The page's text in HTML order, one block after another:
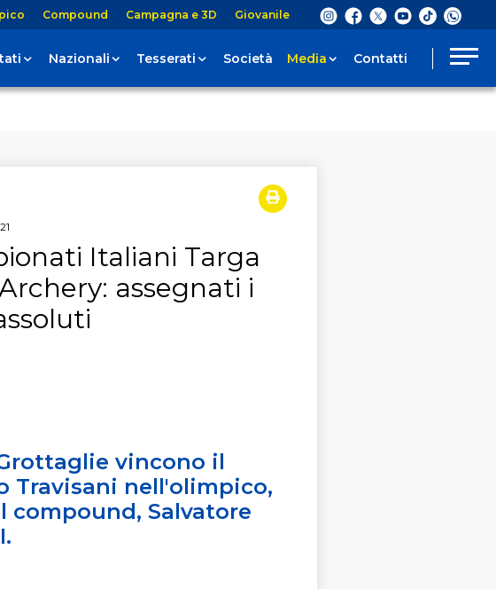
Compound Campagna e 3D Giovanile
Nazionali Tesserati Società Media Contatti
Italiani Targa
assegnati i
vincono il
Travisani nell'olimpico,
compound, Salvatore